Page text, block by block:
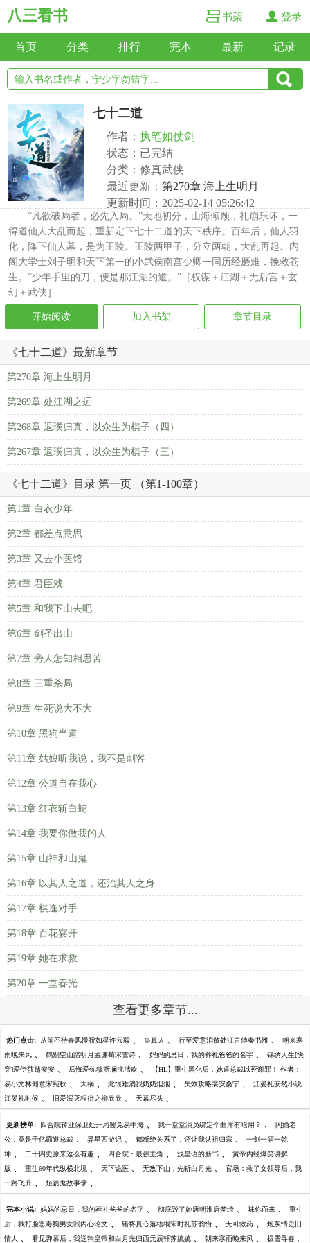
八三看书 书架 登录
首页 分类 排行 完本 最新 记录
七十二道
作者： 执笔如仗剑
状态：已完结
分类：修真武侠
最近更新： 第270章 海上生明月
更新时间：2025-02-14 05:26:42
“凡欲破局者，必先入局。”天地初分，山海倾颓，礼崩乐坏，一
得道仙人大乱而起，重新定下七十二道的天下秩序。百年后，仙人羽
化，降下仙人墓，是为王陵。王陵两甲子，分立两朝，大乱再起。内
阁大学士刘子明和天下第一的小武侯南宫少卿一同历经磨难，挽救苍
生。“少年手里的刀，便是那江湖的道。”［权谋＋江湖＋无后宫＋玄
幻＋武侠］...
开始阅读 加入书架 章节目录
《七十二道》最新章节
第270章 海上生明月
第269章 处江湖之远
第268章 返璞归真，以众生为棋子（四）
第267章 返璞归真，以众生为棋子（三）
《七十二道》目录 第一页 （第1-100章）
第1章 白衣少年
第2章 都差点意思
第3章 又去小医馆
第4章 君臣戏
第5章 和我下山去吧
第6章 剑圣出山
第7章 旁人怎知相思苦
第8章 三重杀局
第9章 生死说大不大
第10章 黑狗当道
第11章 姑娘听我说，我不是刺客
第12章 公道自在我心
第13章 红衣斩白蛇
第14章 我要你做我的人
第15章 山神和山鬼
第16章 以其人之道，还治其人之身
第17章 棋逢对手
第18章 百花宴开
第19章 她在求救
第20章 一堂春光
查看更多章节...
热门点击: 从前不待春风慢祝如星许云毅 、 蛊真人 、 行至爱意消散处江言傅秦书雅 、 朝来寒
雨晚来风 、 鹤别空山踏明月孟谦荀宋雪诗 、 妈妈的忌日，我的葬礼爸爸的名字 、 锦绣人生[快
穿]爱伊莎越安安 、 后悔爱你穆斯澜沈清欢 、 【HL】重生黑化后，她逼总裁以死谢罪！ 作者：
易小文林知意宋宛秋 、 大祸 、 此恨难消我奶奶烟烟 、 失效攻略裴安桑宁 、 江晏礼安然小说
江晏礼时候 、 旧爱泯灭程衍之柳欣欣 、 天幕尽头 、
更新榜单: 四合院转业保卫处开局罢免易中海 、 我一堂堂演员绑定个曲库有啥用？ 、 闪婚老
公，竟是千亿霸道总裁 、 异星西游记 、 都断绝关系了，还让我认祖归宗 、 一剑一酒一乾
坤 、 二十四史原来这么有趣 、 四合院：最强主角 、 浅星语的新书 、 黄帝内经爆笑讲解
版 、 重生60年代纵横北境 、 天下诡医 、 无敌下山，先斩白月光 、 官场：救了女领导后，我
一路飞升 、 短篇鬼故事录 、
完本小说: 妈妈的忌日，我的葬礼爸爸的名字 、 彻底毁了她唐朝淮唐梦绮 、 味你而来 、 重生
后，我打脸恶毒狗男女我内心论文 、 错将真心落梧桐宋时礼苏韵怡 、 无可救药 、 炮灰情史旧
情人 、 看见弹幕后，我送狗皇帝和白月光归西元辰轩苏婉婉 、 朝来寒雨晚来风 、 拨雪寻春，